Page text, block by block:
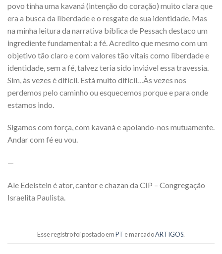
povo tinha uma kavaná (intenção do coração) muito clara que
era a busca da liberdade e o resgate de sua identidade. Mas
na minha leitura da narrativa bíblica de Pessach destaco um
ingrediente fundamental: a fé. Acredito que mesmo com um
objetivo tão claro e com valores tão vitais como liberdade e
identidade, sem a fé, talvez teria sido inviável essa travessia.
Sim, às vezes é difícil. Está muito difícil…Às vezes nos
perdemos pelo caminho ou esquecemos porque e para onde
estamos indo.
Sigamos com força, com kavaná e apoiando-nos mutuamente.
Andar com fé eu vou.
—
Ale Edelstein é ator, cantor e chazan da CIP – Congregação
Israelita Paulista.
Esse registro foi postado emPT e marcadoARTIGOS.